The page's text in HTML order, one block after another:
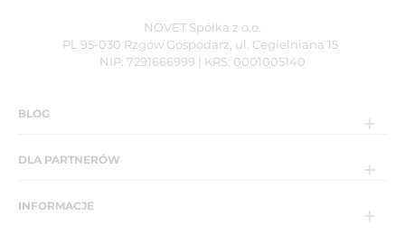
NOVET Spółka z o.o.
PL 95-030 Rzgów Gospodarz, ul. Cegielniana 15
NIP: 7291666999 | KRS: 0001005140
BLOG
DLA PARTNERÓW
INFORMACJE